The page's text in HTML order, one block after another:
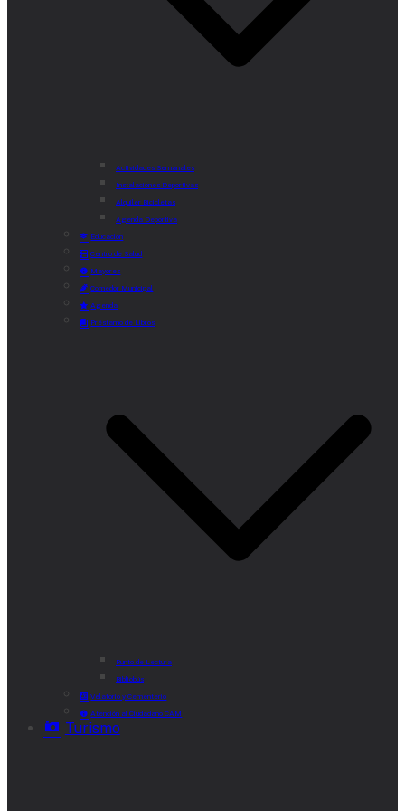
Actividades Semanales
Instalaciones Deportivas
Alquiler Bicicletas
Agenda Deportiva
Educación
Centro de Salud
Mayores
Comedor Municipal
Agenda
Préstamo de Libros
Punto de Lectura
Bibliobús
Velatorio y Cementerio
Atención al Ciudadano CAM
Turismo